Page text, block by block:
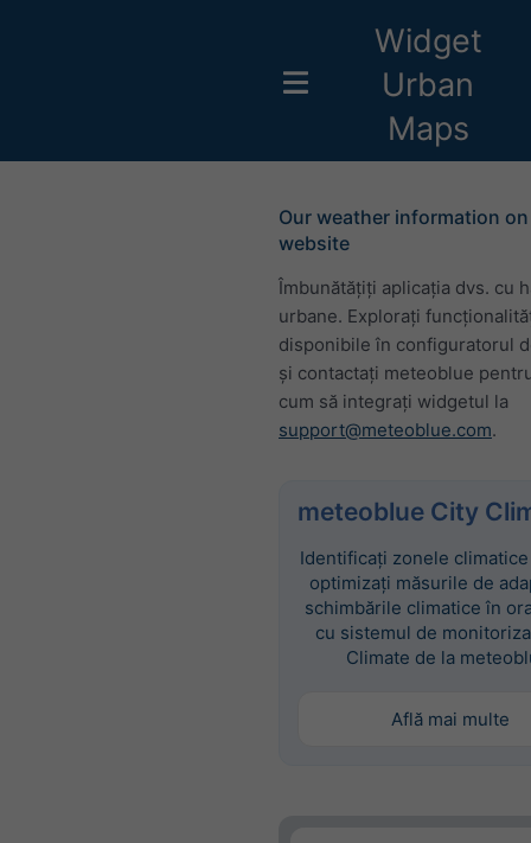
Widget
Urban
Maps
Our weather information
website
Îmbunătățiți aplicația dvs. cu
urbane. Explorați
disponibile în configuratorul
și contactați meteoblue
cum să integrați widgetul la
support@meteoblue.com.
meteoblue City
Identificați zonele
optimizați măsurile de
schimbările climatice în
cu sistemul de
Climate de la
Află mai multe